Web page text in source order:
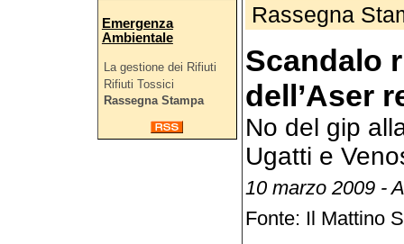
Emergenza
Ambientale
La gestione dei Rifiuti
Rifiuti Tossici
Rassegna Stampa
Rassegna
Scandalo
dell’Aser
No del gip
Ugatti e
10 marzo 2009 -
Fonte: Il Mattino